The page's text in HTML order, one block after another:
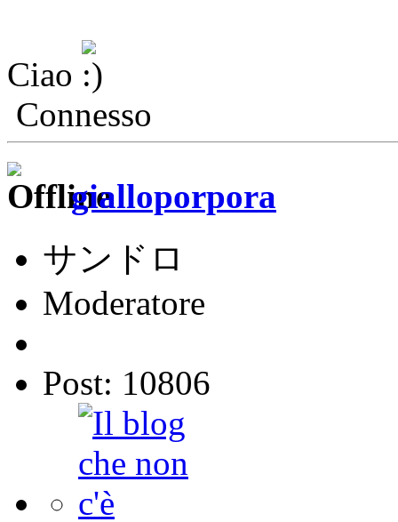
Ciao
Connesso
gialloporpora
サンドロ
Moderatore
Post: 10806